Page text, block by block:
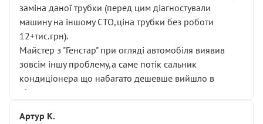
заміна даної трубки (перед цим діагностували
машину на іншому СТО,ціна трубки без роботи
12+тис.грн).
Майстер з "Генстар" при огляді автомобіля виявив
зовсім іншу проблему,а саме потік сальник
кондиціонера що набагато дешевше вийшло в
підсумку.
Артур К.